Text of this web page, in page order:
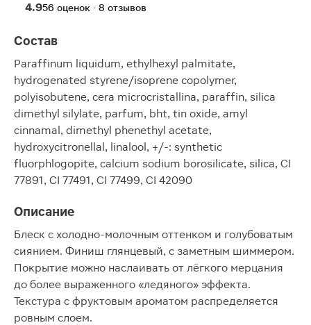
4.956 оценок · 8 отзывов
Состав
Paraffinum liquidum, ethylhexyl palmitate,
hydrogenated styrene/isoprene copolymer,
polyisobutene, cera microcristallina, paraffin, silica
dimethyl silylate, parfum, bht, tin oxide, amyl
cinnamal, dimethyl phenethyl acetate,
hydroxycitronellal, linalool, +/-: synthetic
fluorphlogopite, calcium sodium borosilicate, silica, CI
77891, CI 77491, CI 77499, CI 42090
Описание
Блеск с холодно-молочным оттенком и голубоватым
сиянием. Финиш глянцевый, с заметным шиммером.
Покрытие можно наслаивать от лёгкого мерцания
до более выраженного «ледяного» эффекта.
Текстура с фруктовым ароматом распределяется
ровным слоем.